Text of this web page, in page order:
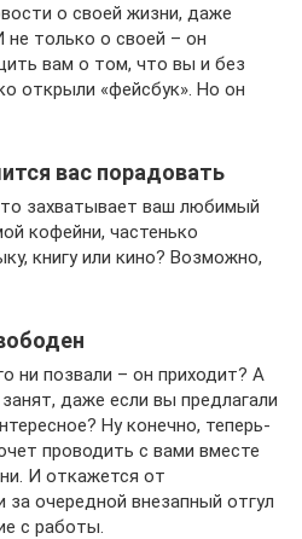
о своей жизни, даже
только о своей – он
вам о том, что вы и без
открыли «фейсбук». Но он
вас порадовать
захватывает ваш любимый
кофейни, частенько
книгу или кино? Возможно,
ни позвали – он приходит? А
даже если вы предлагали
Ну конечно, теперь-
проводить с вами вместе
И откажется от
за очередной внезапный отгул
с работы.